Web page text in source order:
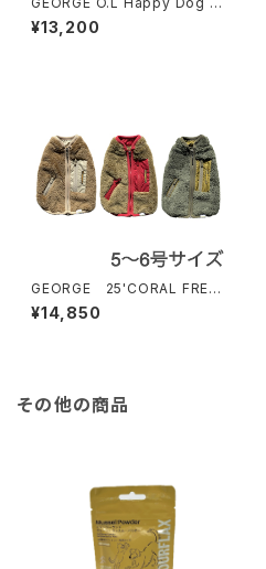
Shirt Cocoty 8〜10号サイ
ズ ジョージ ハッピー ドッグ 蓄
¥13,200
GEORGE 25'CORAL FREE
CE JKT 5〜6号サイズ ジョー
ジ コーラルフリースジャケット2
¥14,850
その他の商品